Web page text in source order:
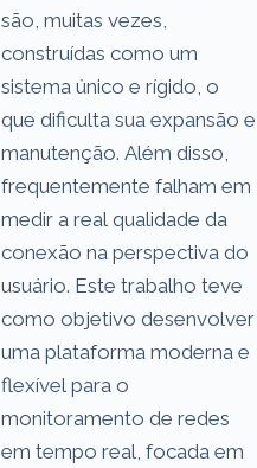
são, muitas vezes,
construídas como um
sistema único e rígido, o
que dificulta sua expansão e
manutenção. Além disso,
frequentemente falham em
medir a real qualidade da
conexão na perspectiva do
usuário. Este trabalho teve
como objetivo desenvolver
uma plataforma moderna e
flexível para o
monitoramento de redes
em tempo real, focada em